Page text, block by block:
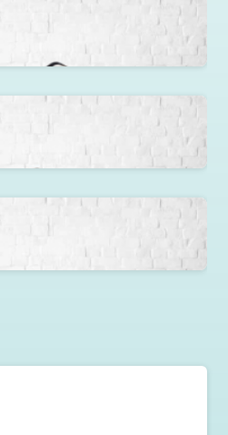
Quadro серое
мяч» черно-белый